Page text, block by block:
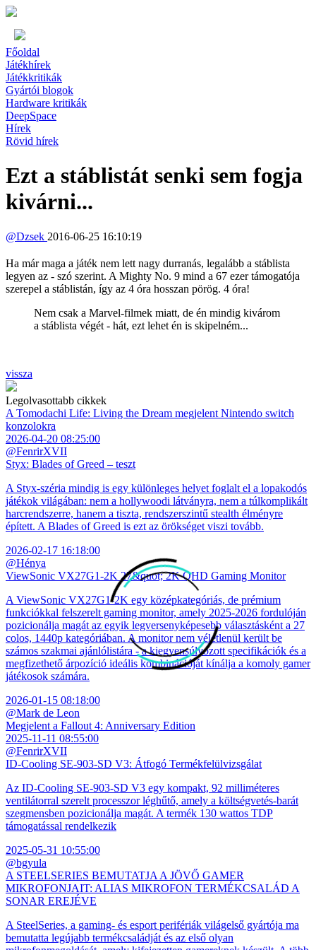
Főoldal
Játékhírek
Játékkritikák
Gyártói blogok
Hardware kritikák
DeepSpace
Hírek
Rövid hírek
Ezt a stáblistát senki sem fogja
kivárni...
@Dzsek 2016-06-25 16:10:19
Ha már maga a játék nem lett nagy durranás, legalább a stáblista
legyen az - szó szerint. A Mighty No. 9 mind a 67 ezer támogatója
szerepel a stáblistán, így az 4 óra hosszan pörög. 4 óra!
Nem csak a Marvel-filmek miatt, de én mindig kivárom
a stáblista végét - hát, ezt lehet én is skipelném...
vissza
Legolvasottabb cikkek
A Tomodachi Life: Living the Dream megjelent Nintendo switch
konzolokra
2026-04-20 08:25:00
@FenrirXVII
Styx: Blades of Greed – teszt
A Styx-széria mindig is egy különleges helyet foglalt el a lopakodós
játékok világában: nem a hollywoodi látványra, nem a túlkomplikált
harcrendszerre, hanem a tiszta, rendszerszintű stealth élményre
épített. A Blades of Greed is ezt az örökséget viszi tovább.
2026-02-17 16:18:00
@Hénya
ViewSonic VX27G1-2K 27&quot; 2K QHD Gaming Monitor
A ViewSonic VX27G1-2K egy középkategóriás, de prémium
funkciókkal felszerelt gaming monitor, amely 2025-2026 fordulóján
pozicionálja magát az egyik legversenyképesebb választásként a 27
colos, 1440p kategóriában. A monitor nem véletlenül került be
számos szakmai ajánlólistára - a kiegyensúlyozott specifikációk és a
megfizethető árpozíció ideális kombinációját kínálja a komoly gamer
játékosok számára.
2026-01-15 08:18:00
@Mark de Leon
Megjelent a Fallout 4: Anniversary Edition
2025-11-11 08:55:00
@FenrirXVII
ID-Cooling SE-903-SD V3: Átfogó Termékfelülvizsgálat
Az ID-Cooling SE-903-SD V3 egy kompakt, 92 milliméteres
ventilátorral szerelt processzor léghűtő, amely a költségvetés-barát
szegmensben pozicionálja magát. A termék 130 wattos TDP
támogatással rendelkezik
2025-05-31 10:55:00
@bgyula
A STEELSERIES BEMUTATJA A JÖVŐ GAMER
MIKROFONJAIT: ALIAS MIKROFON TERMÉKCSALÁD A
SONAR EREJÉVE
A SteelSeries, a gaming- és esport perifériák világelső gyártója ma
bemutatta legújabb termékcsaládját és az első olyan